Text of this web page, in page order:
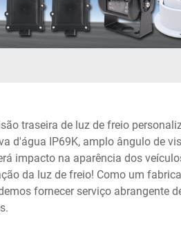
traseira de luz de freio
d'água IP69K, amplo ângulo de
impacto na aparência dos
da luz de freio! Como um
fornecer serviço abrangente